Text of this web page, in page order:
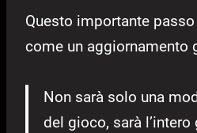
Questo importante
come un aggiornamento
Non sarà solo una
del gioco, sarà